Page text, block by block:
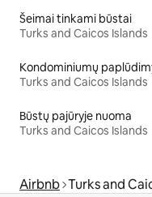
Šeimai tinkami būstai
Turks and Caicos Islands
Turks and Caicos Islands
Būstų pajūryje nuoma
Turks and Caicos Islands
Airbnb Turks and